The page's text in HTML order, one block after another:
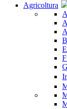
Agricoltura